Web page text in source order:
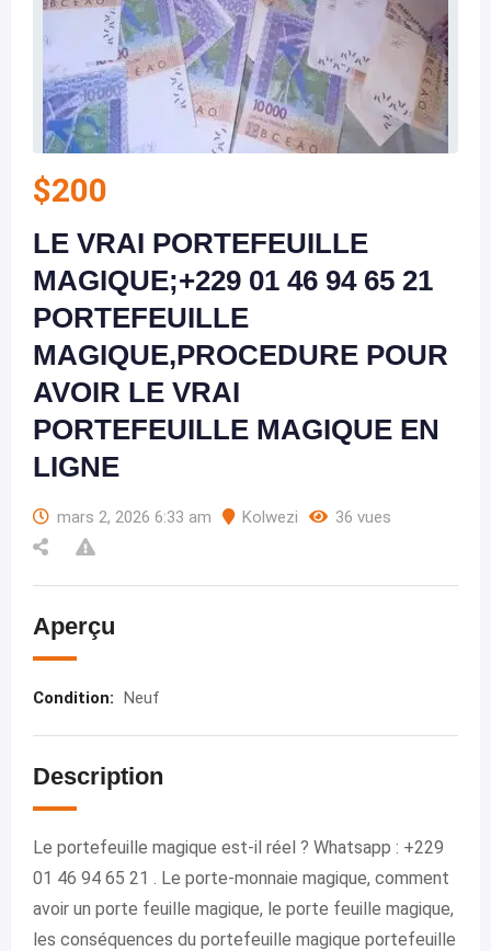
$200
LE VRAI PORTEFEUILLE
MAGIQUE;+229 01 46 94 65 21
PORTEFEUILLE
MAGIQUE,PROCEDURE POUR
AVOIR LE VRAI
PORTEFEUILLE MAGIQUE EN
LIGNE
mars 2, 2026 6:33 am Kolwezi 36 vues
Aperçu
Condition: Neuf
Description
Le portefeuille magique est-il réel ? Whatsapp : +229
01 46 94 65 21 . Le porte-monnaie magique, comment
avoir un porte feuille magique, le porte feuille magique,
les conséquences du portefeuille magique portefeuille